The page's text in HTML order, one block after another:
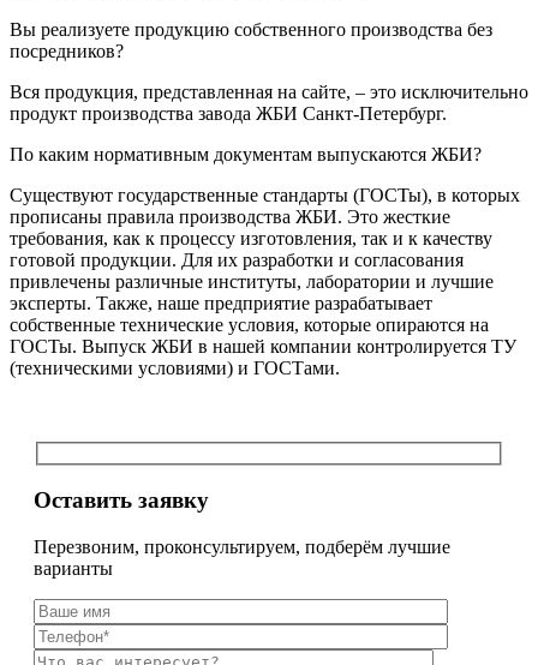
Вы реализуете продукцию собственного производства без
посредников?
Вся продукция, представленная на сайте, – это исключительно
продукт производства завода ЖБИ Санкт-Петербург.
По каким нормативным документам выпускаются ЖБИ?
Существуют государственные стандарты (ГОСТы), в которых
прописаны правила производства ЖБИ. Это жесткие
требования, как к процессу изготовления, так и к качеству
готовой продукции. Для их разработки и согласования
привлечены различные институты, лаборатории и лучшие
эксперты. Также, наше предприятие разрабатывает
собственные технические условия, которые опираются на
ГОСТы. Выпуск ЖБИ в нашей компании контролируется ТУ
(техническими условиями) и ГОСТами.
Оставить заявку
Перезвоним, проконсультируем, подберём лучшие
варианты